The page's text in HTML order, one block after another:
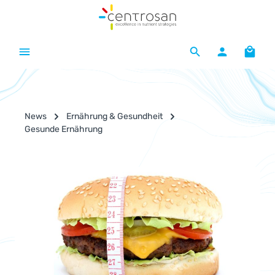
Zum Hauptinhalt springen
News
Ernährung & Gesundheit
Gesunde Ernährung